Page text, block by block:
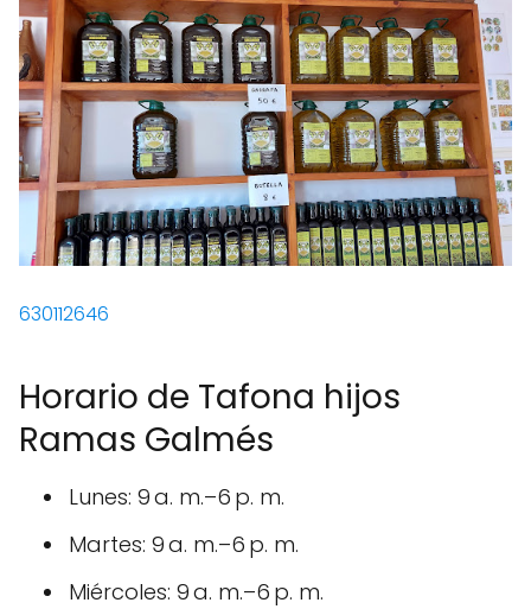
630112646
Horario de Tafona hijos
Ramas Galmés
Lunes: 9 a. m.–6 p. m.
Martes: 9 a. m.–6 p. m.
Miércoles: 9 a. m.–6 p. m.